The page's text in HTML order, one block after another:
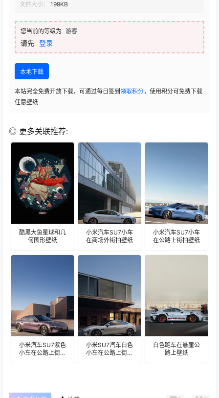
文件大小：
199KB
您当前的等级为 游客
请先 登录
本地下载
本站完全免费开放下载，可通过每日签到 领取积分，使用积分可免费下载
任意壁纸
◎ 更多关联推荐:
酷黑大鱼星球和几
何图形壁纸
小米汽车SU7小车
在商场外街拍壁纸
小米汽车SU7小车
在公路上街拍壁纸
小米汽车SU7紫色
小车在公路上街拍
小米SU7汽车白色
小车在公路上街拍
白色跑车在悬崖公
路上壁纸